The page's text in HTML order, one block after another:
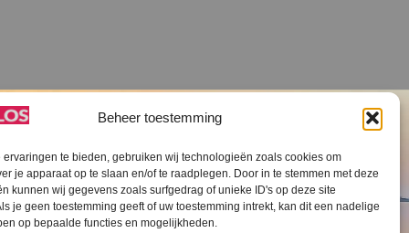
Beheer toestemming
ervaringen te bieden, gebruiken wij technologieën zoals cookies om
je apparaat op te slaan en/of te raadplegen. Door in te stemmen met deze
kunnen wij gegevens zoals surfgedrag of unieke ID's op deze site
je geen toestemming geeft of uw toestemming intrekt, kan dit een nadelige
op bepaalde functies en mogelijkheden.
SLOS ANBI Contact
Cookiebeleid (EU)